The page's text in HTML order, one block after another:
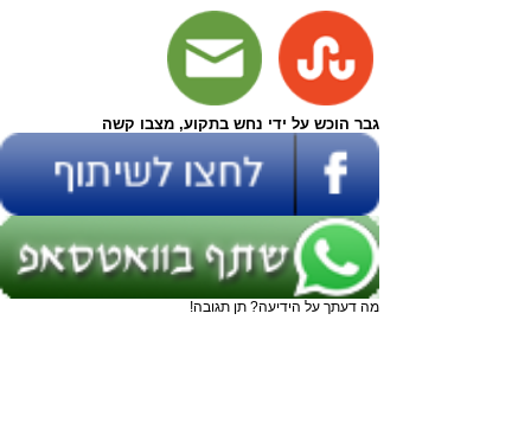
גבר הוכש על ידי נחש בתקוע, מצבו קשה
מה דעתך על הידיעה? תן תגובה!